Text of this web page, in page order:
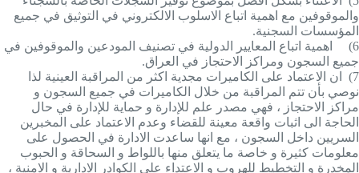
والموقوفين مع اهمية اتباع الاسلوب الالكتروني في التوثيق في جميع
المؤسسات السجنية.
6)
اهمية اتباع المعايير الدولية في تصنيف المودعين والموقوفين في
جميع السجون ومراكز الاحتجاز في العراق.
7)
ان الاعتماد على الكاميرات مجدية اكثر من المراقبة العينية لذا
نوصي بأن تتم المراقبة من خلال الكاميرات في جميع السجون و
مراكز الاحتجاز ، فهي مصدر علم للإدارة و حماية للإدارة في حال
الحاجة الى اثبات واقعة معينة للقضاء وعدم الاعتماد على المخبرين
السريين داخل السجون ، مع انها ساعدت الادارة في الحصول على
معلومات كثيرة و خاصة ما يتعلق منها باللواط و السحاقة و الحبوب
المخدرة و التخطيط للهروب و الاعتداء على الكوادر الادارية و الامنية ،